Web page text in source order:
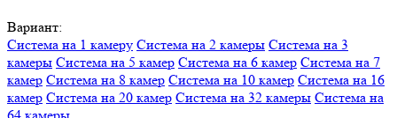
Вариант:
Система на 1 камеру Система на 2 камеры Система на 3
камеры Система на 5 камер Система на 6 камер Система на 7
камер Система на 8 камер Система на 10 камер Система на 16
камер Система на 20 камер Система на 32 камеры Система на